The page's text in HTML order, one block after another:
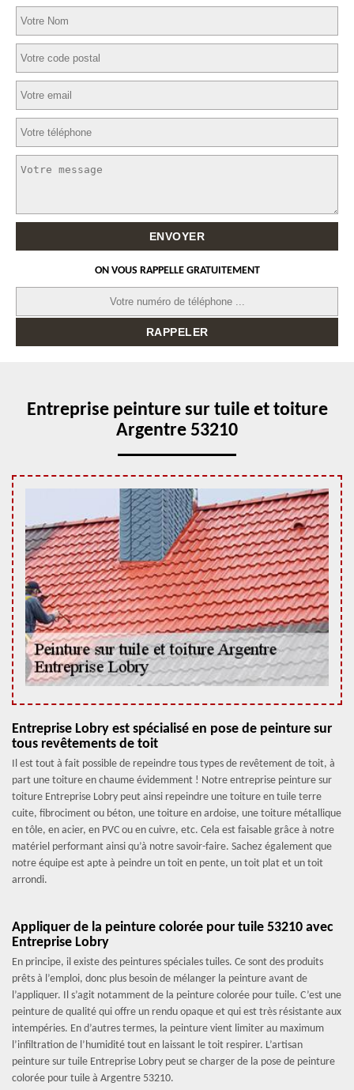
ON VOUS RAPPELLE GRATUITEMENT
Entreprise peinture sur tuile et toiture
Argentre 53210
Entreprise Lobry est spécialisé en pose de peinture sur
tous revêtements de toit
Il est tout à fait possible de repeindre tous types de revêtement de toit, à
part une toiture en chaume évidemment ! Notre entreprise peinture sur
toiture Entreprise Lobry peut ainsi repeindre une toiture en tuile terre
cuite, fibrociment ou béton, une toiture en ardoise, une toiture métallique
en tôle, en acier, en PVC ou en cuivre, etc. Cela est faisable grâce à notre
matériel performant ainsi qu’à notre savoir-faire. Sachez également que
notre équipe est apte à peindre un toit en pente, un toit plat et un toit
arrondi.
Appliquer de la peinture colorée pour tuile 53210 avec
Entreprise Lobry
En principe, il existe des peintures spéciales tuiles. Ce sont des produits
prêts à l’emploi, donc plus besoin de mélanger la peinture avant de
l’appliquer. Il s’agit notamment de la peinture colorée pour tuile. C’est une
peinture de qualité qui offre un rendu opaque et qui est très résistante aux
intempéries. En d’autres termes, la peinture vient limiter au maximum
l’infiltration de l’humidité tout en laissant le toit respirer. L’artisan
peinture sur tuile Entreprise Lobry peut se charger de la pose de peinture
colorée pour tuile à Argentre 53210.